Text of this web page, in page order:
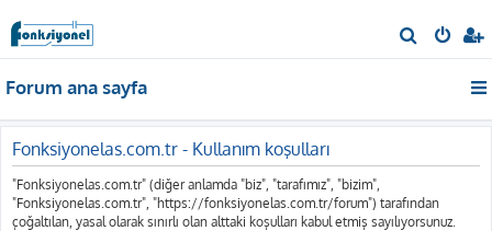
r
Forum ana sayfa
Fonksiyonelas.com.tr - Kullanım koşulları
"Fonksiyonelas.com.tr" (diğer anlamda "biz", "tarafımız", "bizim",
"Fonksiyonelas.com.tr", "https://fonksiyonelas.com.tr/forum") tarafından
çoğaltılan, yasal olarak sınırlı olan alttaki koşulları kabul etmiş sayılıyorsunuz.